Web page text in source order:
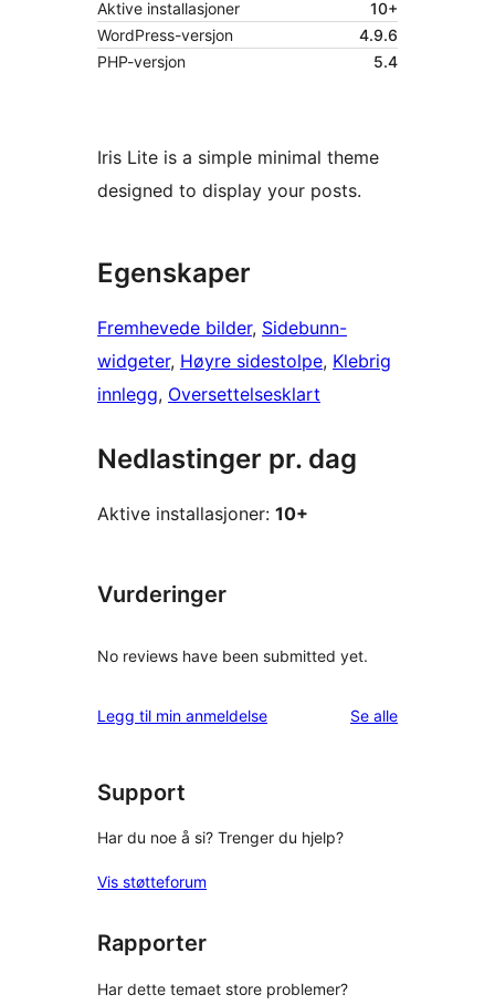
Aktive installasjoner
10+
WordPress-versjon
4.9.6
PHP-versjon
5.4
Iris Lite is a simple minimal theme
designed to display your posts.
Egenskaper
Fremhevede bilder, Sidebunn-
widgeter, Høyre sidestolpe, Klebrig
innlegg, Oversettelsesklart
Nedlastinger pr. dag
Aktive installasjoner: 10+
Vurderinger
No reviews have been submitted yet.
Legg til min anmeldelse Se alleomtalene
Support
Har du noe å si? Trenger du hjelp?
Vis støtteforum
Rapporter
Har dette temaet store problemer?